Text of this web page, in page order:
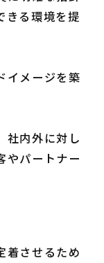
きる環境を提
イメージを築
社内外に対し
やパートナー
着させるため